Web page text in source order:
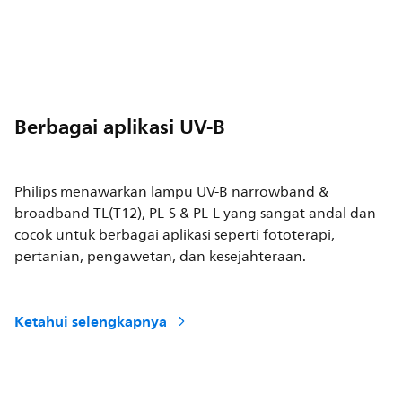
Berbagai aplikasi UV-B
Philips menawarkan lampu UV-B narrowband &
broadband TL(T12), PL-S & PL-L yang sangat andal dan
cocok untuk berbagai aplikasi seperti fototerapi,
pertanian, pengawetan, dan kesejahteraan.
Ketahui selengkapnya